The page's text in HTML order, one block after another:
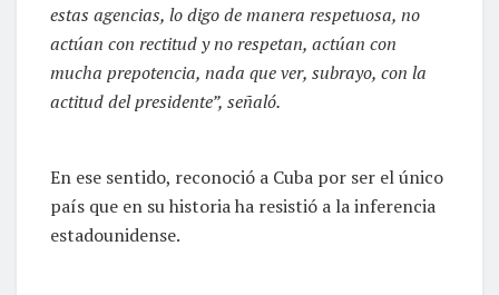
estas agencias, lo digo de manera respetuosa, no
actúan con rectitud y no respetan, actúan con
mucha prepotencia, nada que ver, subrayo, con la
actitud del presidente”, señaló.
En ese sentido, reconoció a Cuba por ser el único
país que en su historia ha resistió a la inferencia
estadounidense.